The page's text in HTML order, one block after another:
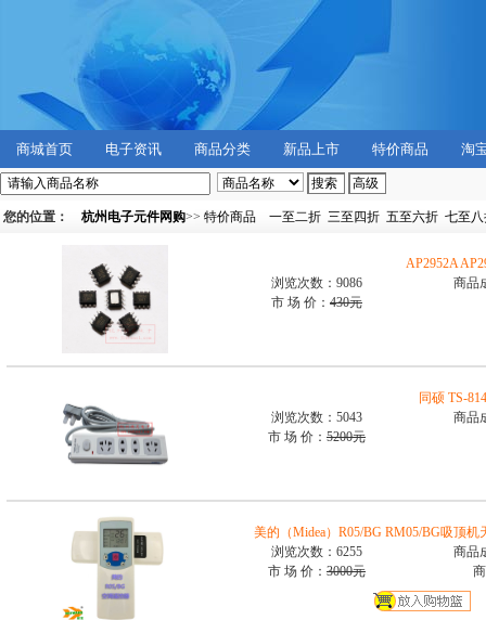
商城首页 电子资讯 商品分类 新品上市 特价商品 淘
您的位置： 杭州电子元件网购>> 特价商品 一至二折 三至四折 五至六折 七至
AP2952A
浏览次数：9086
商品
市 场 价： 430元
同硕 TS-
浏览次数：5043
商品
市 场 价： 5200元
美的（Midea）R05/BG RM05/BG吸顶
浏览次数：6255
商品
市 场 价： 3000元